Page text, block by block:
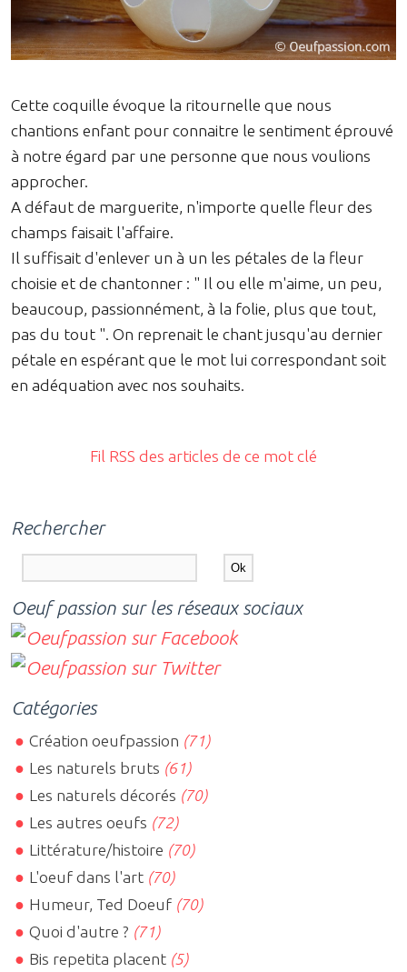
Cette coquille évoque la ritournelle que nous
chantions enfant pour connaitre le sentiment éprouvé
à notre égard par une personne que nous voulions
approcher.
A défaut de marguerite, n'importe quelle fleur des
champs faisait l'affaire.
Il suffisait d'enlever un à un les pétales de la fleur
choisie et de chantonner : " Il ou elle m'aime, un peu,
beaucoup, passionnément, à la folie, plus que tout,
pas du tout ". On reprenait le chant jusqu'au dernier
pétale en espérant que le mot lui correspondant soit
en adéquation avec nos souhaits.
Fil RSS des articles de ce mot clé
Rechercher
Oeuf passion sur les réseaux sociaux
Catégories
Création oeufpassion (71)
Les naturels bruts (61)
Les naturels décorés (70)
Les autres oeufs (72)
Littérature/histoire (70)
L'oeuf dans l'art (70)
Humeur, Ted Doeuf (70)
Quoi d'autre ? (71)
Bis repetita placent (5)